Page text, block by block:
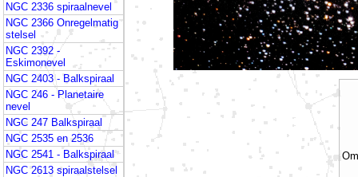
NGC 2336 spiraalnevel
NGC 2366 Onregelmatig
stelsel
NGC 2392 -
Eskimonevel
NGC 2403 - Balkspiraal
NGC 246 - Planetaire
nevel
NGC 247 Balkspiraal
NGC 2535 en 2536
NGC 2541 - Balkspiraal
NGC 2613 spiraalstelsel